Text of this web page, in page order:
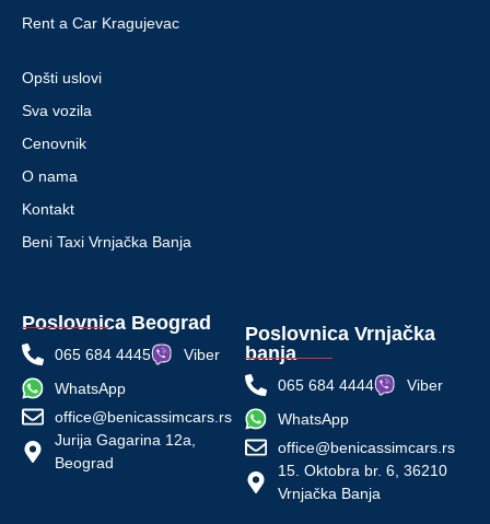
Rent a Car Kragujevac
Opšti uslovi
Sva vozila
Cenovnik
O nama
Kontakt
Beni Taxi Vrnjačka Banja
Poslovnica Beograd
065 684 4445
Viber
WhatsApp
office@benicassimcars.rs
Jurija Gagarina 12a,
Beograd
Poslovnica Vrnjačka
banja
065 684 4444
Viber
WhatsApp
office@benicassimcars.rs
15. Oktobra br. 6, 36210
Vrnjačka Banja